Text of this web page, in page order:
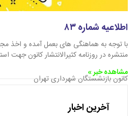
اطلاعیه شماره ۸۳
با توجه به هماهنگی های بعمل آمده و اخذ
منتشره در روزنامه کثیرالانتشار کانون جهت
مشاهده خبر »
کانون بازنشستگان شهرداری تهران
آخرین اخبار